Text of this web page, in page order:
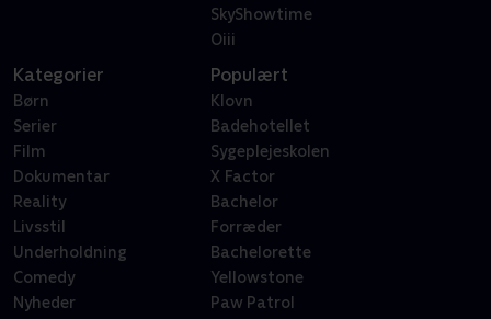
SkyShowtime
Oiii
Kategorier
Børn
Serier
Film
Dokumentar
Reality
Livsstil
Underholdning
Comedy
Nyheder
Populært
Klovn
Badehotellet
Sygeplejeskolen
X Factor
Bachelor
Forræder
Bachelorette
Yellowstone
Paw Patrol